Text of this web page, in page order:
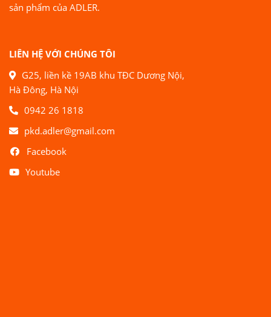
sản phẩm của ADLER.
LIÊN HỆ VỚI CHÚNG TÔI
G25, liền kề 19AB khu TĐC Dương Nội,
Hà Đông, Hà Nội
0942 26 1818
pkd.adler@gmail.com
Facebook
Youtube